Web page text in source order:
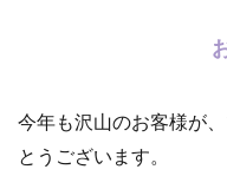
今年も沢山のお客様が
とうございます。